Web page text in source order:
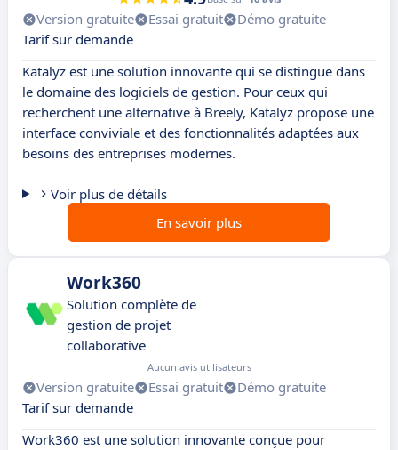
Version gratuite Essai gratuit
Démo gratuite
Tarif sur demande
Katalyz est une solution innovante qui se distingue dans
le domaine des logiciels de gestion. Pour ceux qui
recherchent une alternative à Breely, Katalyz propose une
interface conviviale et des fonctionnalités adaptées aux
besoins des entreprises modernes.
Voir plus de détails
En savoir plus
Work360
Solution complète de
gestion de projet
collaborative
Aucun avis utilisateurs
Version gratuite Essai gratuit
Démo gratuite
Tarif sur demande
Work360 est une solution innovante conçue pour